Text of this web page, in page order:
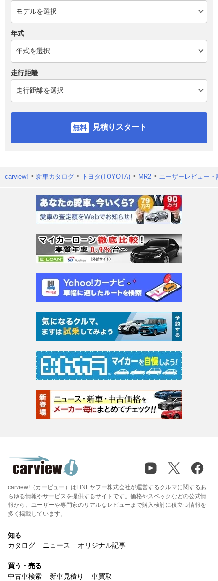
年式
走行距離
見積りスタート
carview! 新車カタログ トヨタ(TOYOTA) MR2 ユーザーレビュー・
carview!（カービュー）はLINEヤフー株式会社が運営するクルマに関するあ
らゆる情報やサービスを提供するサイトです。価格やスペックなどの公式情
報から、ユーザーや専門家のリアルなレビューまで購入検討に役立つ情報を
多く掲載しています。
知る
カタログ
ニュース オリジナル記事
買う・売る
中古車検索
新車見積り 車買取